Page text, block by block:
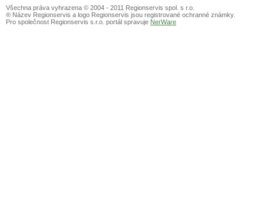
Všechna práva vyhrazena © 2004 - 2011 Regionservis spol. s r.o.
® Název Regionservis a logo Regionservis jsou registrované ochranné známky.
Pro společnost Regionservis s.r.o. portál spravuje NerWare